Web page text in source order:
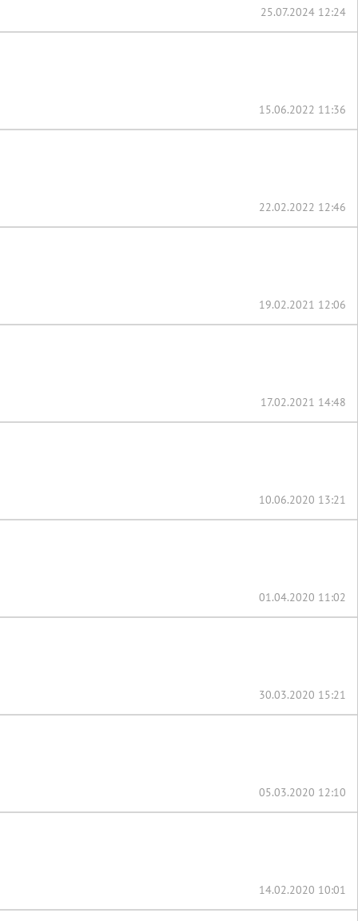
25.07.2024 12:24
15.06.2022 11:36
22.02.2022 12:46
19.02.2021 12:06
17.02.2021 14:48
10.06.2020 13:21
01.04.2020 11:02
30.03.2020 15:21
05.03.2020 12:10
14.02.2020 10:01